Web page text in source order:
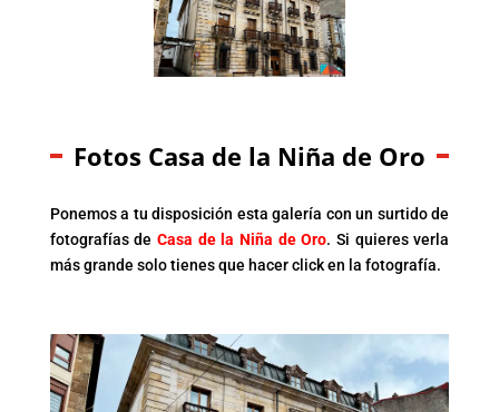
Fotos Casa de la Niña de Oro
Ponemos a tu disposición esta galería con un surtido de
fotografías deCasa de la Niña de Oro. Si quieres verla
más grande solo tienes que hacer click en la fotografía.